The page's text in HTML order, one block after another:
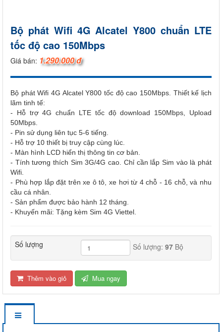
Bộ phát Wifi 4G Alcatel Y800 chuẩn LTE
tốc độ cao 150Mbps
Giá bán: 1.290.000 đ
Bộ phát Wifi 4G Alcatel Y800 tốc độ cao 150Mbps. Thiết kế lịch
lãm tinh tế:
- Hỗ trợ 4G chuẩn LTE tốc độ download 150Mbps, Upload
50Mbps.
- Pin sử dụng liên tục 5-6 tiếng.
- Hỗ trợ 10 thiết bị truy cập cùng lúc.
- Màn hình LCD hiển thị thông tin cơ bản.
- Tính tương thích Sim 3G/4G cao. Chỉ cần lắp Sim vào là phát
Wifi.
- Phù hợp lắp đặt trên xe ô tô, xe hơi từ 4 chỗ - 16 chỗ, và nhu
cầu cá nhân.
- Sản phẩm được bảo hành 12 tháng.
- Khuyến mãi: Tặng kèm Sim 4G Viettel.
Số lượng Số lượng: 97Bộ
Thêm vào giỏ Mua ngay